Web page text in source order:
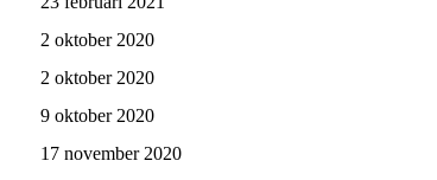
2 oktober 2020
2 oktober 2020
9 oktober 2020
17 november 2020